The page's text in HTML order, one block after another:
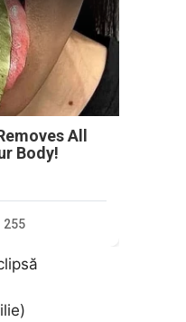
All
Body!
255